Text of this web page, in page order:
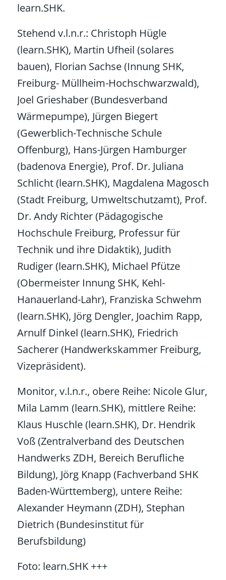
learn.SHK.
Stehend v.l.n.r.: Christoph Hügle
(learn.SHK), Martin Ufheil (solares
bauen), Florian Sachse (Innung SHK,
Freiburg- Müllheim-Hochschwarzwald),
Joel Grieshaber (Bundesverband
Wärmepumpe), Jürgen Biegert
(Gewerblich-Technische Schule
Offenburg), Hans-Jürgen Hamburger
(badenova Energie), Prof. Dr. Juliana
Schlicht (learn.SHK), Magdalena Magosch
(Stadt Freiburg, Umweltschutzamt), Prof.
Dr. Andy Richter (Pädagogische
Hochschule Freiburg, Professur für
Technik und ihre Didaktik), Judith
Rudiger (learn.SHK), Michael Pfütze
(Obermeister Innung SHK, Kehl-
Hanauerland-Lahr), Franziska Schwehm
(learn.SHK), Jörg Dengler, Joachim Rapp,
Arnulf Dinkel (learn.SHK), Friedrich
Sacherer (Handwerkskammer Freiburg,
Vizepräsident).
Monitor, v.l.n.r., obere Reihe: Nicole Glur,
Mila Lamm (learn.SHK), mittlere Reihe:
Klaus Huschle (learn.SHK), Dr. Hendrik
Voß (Zentralverband des Deutschen
Handwerks ZDH, Bereich Berufliche
Bildung), Jörg Knapp (Fachverband SHK
Baden-Württemberg), untere Reihe:
Alexander Heymann (ZDH), Stephan
Dietrich (Bundesinstitut für
Berufsbildung)
Foto: learn.SHK +++